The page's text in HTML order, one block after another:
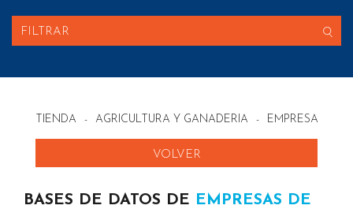
FILTRAR
TIENDA - AGRICULTURA Y GANADERIA - EMPRESAS DE
VOLVER
BASES DE DATOS DE EMPRESAS DE